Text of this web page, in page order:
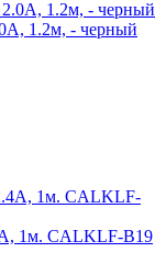
1.2м, - черный
1м. CALKLF-B19